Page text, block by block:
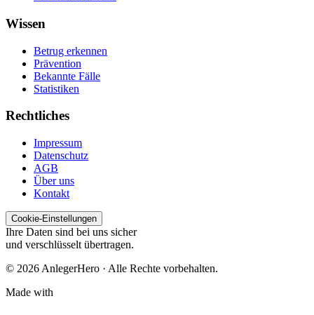
Wissen
Betrug erkennen
Prävention
Bekannte Fälle
Statistiken
Rechtliches
Impressum
Datenschutz
AGB
Über uns
Kontakt
Cookie-Einstellungen
Ihre Daten sind bei uns sicher
und verschlüsselt übertragen.
© 2026 AnlegerHero · Alle Rechte vorbehalten.
Made with